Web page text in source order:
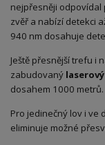
nejpřesněji odpovídal
zvěř a nabízí detekci
940 nm dosahuje
Ještě přesnější trefu i
zabudovaný
dosahem 1000 metrů.
Pro jedinečný lov i ve
eliminuje možné